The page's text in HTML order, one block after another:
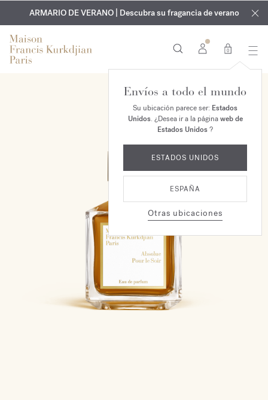
EXCLUSIVO | Descubra la nueva fragancia OUD
velvet mood
en su pedido*
GRABADO GRATUITO | En todas las fragancias y aceites
corporales hasta el 9 de agosto
ARMARIO DE VERANO | Descubra su fragancia de verano
0
Envíos a todo el mundo
Su ubicación parece ser: Estados
Unidos. ¿Desea ir a la páginaweb de
Estados Unidos?
ESTADOS UNIDOS
ESPAÑA
Otras ubicaciones
ESCLUSIVO MAISON